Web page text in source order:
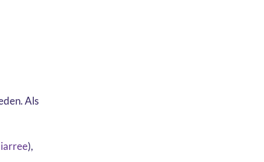
Als
),